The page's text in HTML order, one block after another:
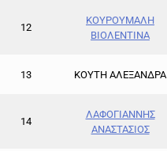
12
ΚΟΥΡΟΥΜΑΛΗ
ΒΙΟΛΕΝΤΙΝΑ
13 ΚΟΥΤΗ ΑΛΕΞΑΝΔΡΑ
14
ΛΑΦΟΓΙΑΝΝΗΣ
ΑΝΑΣΤΑΣΙΟΣ